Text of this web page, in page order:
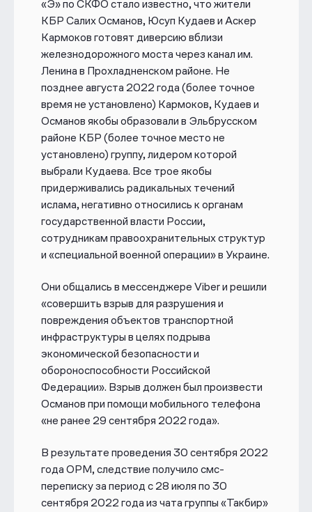
«Э» по СКФО стало известно, что жители
КБР Салих Османов, Юсуп Кудаев и Аскер
Кармоков готовят диверсию вблизи
железнодорожного моста через канал им.
Ленина в Прохладненском районе. Не
позднее августа 2022 года (более точное
время не установлено) Кармоков, Кудаев и
Османов якобы образовали в Эльбрусском
районе КБР (более точное место не
установлено) группу, лидером которой
выбрали Кудаева. Все трое якобы
придерживались радикальных течений
ислама, негативно относились к органам
государственной власти России,
сотрудникам правоохранительных структур
и «специальной военной операции» в Украине.
Они общались в мессенджере Viber и решили
«совершить взрыв для разрушения и
повреждения объектов транспортной
инфраструктуры в целях подрыва
экономической безопасности и
обороноспособности Российской
Федерации». Взрыв должен был произвести
Османов при помощи мобильного телефона
«не ранее 29 сентября 2022 года».
В результате проведения 30 сентября 2022
года ОРМ, следствие получило смс-
переписку за период с 28 июля по 30
сентября 2022 года из чата группы «Такбир»